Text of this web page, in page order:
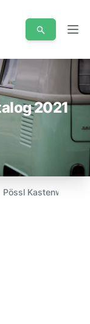
2021
Pössl Kastenwagen